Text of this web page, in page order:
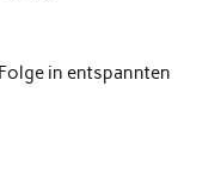
in entspannten